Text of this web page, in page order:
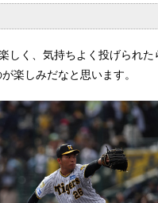
しく、気持ちよく投げられ
楽しみだなと思います。